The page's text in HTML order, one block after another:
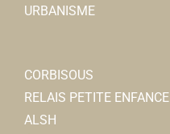
URBANISME
CORBISOUS
RELAIS PETITE ENFANCE
ALSH